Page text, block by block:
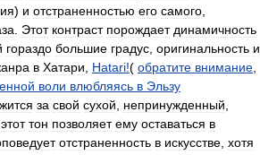
) и отстраненностью его самого
Этот контраст порождает динамичность
гораздо большие градус оригинальность и
в Хатари Hatari!( обратите внимание
воли влюбляясь в Эльзу
за свой сухой непринужденный
этот тон позволяет ему оставаться в
отстраненность в искусстве хотя